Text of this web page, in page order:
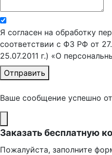
Я согласен на обработку
соответствии с ФЗ РФ от
25.07.2011 г.) «О
Отправить
Ваше сообщение успешно
Заказать бесплатную
Пожалуйста, заполните